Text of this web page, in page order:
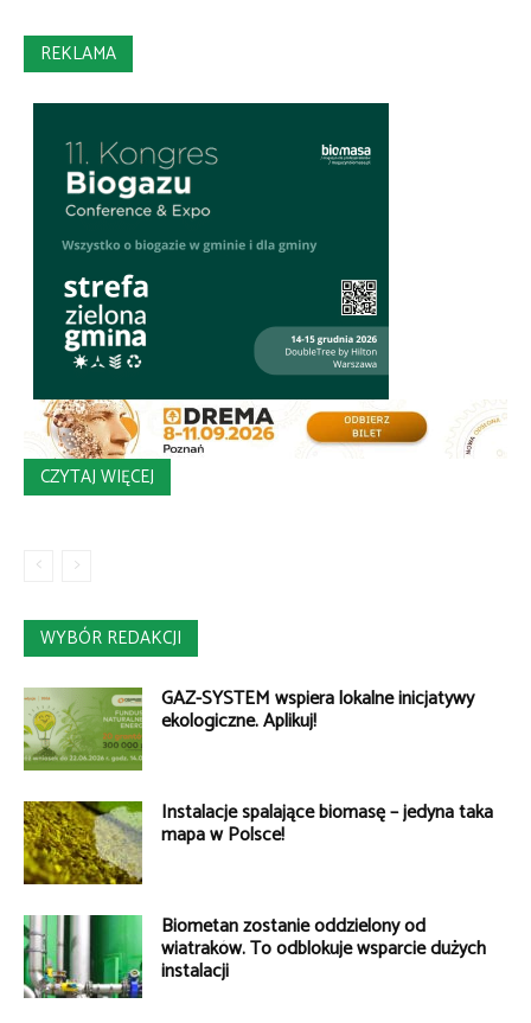
REKLAMA
CZYTAJ WIĘCEJ
WYBÓR REDAKCJI
GAZ-SYSTEM wspiera lokalne inicjatywy
ekologiczne. Aplikuj!
Instalacje spalające biomasę – jedyna taka
mapa w Polsce!
Biometan zostanie oddzielony od
wiatraków. To odblokuje wsparcie dużych
instalacji